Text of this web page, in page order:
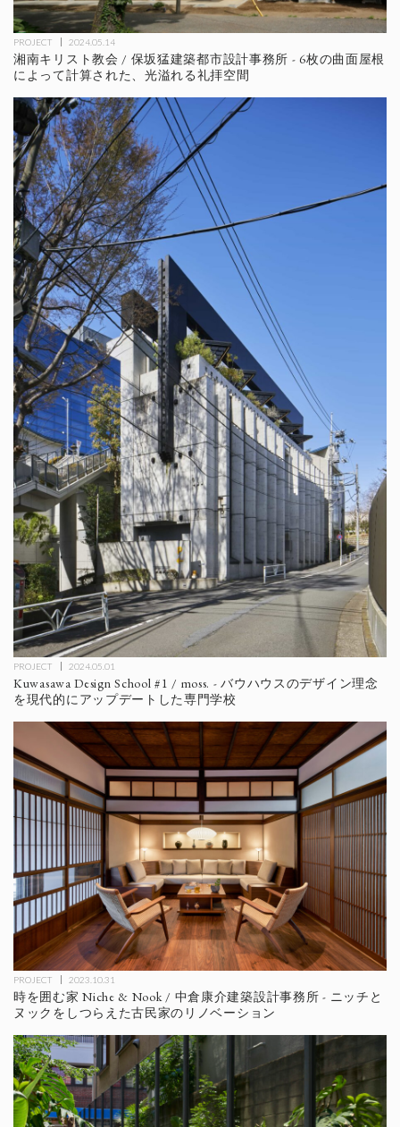
PROJECT 2024.05.14
湘南キリスト教会 / 保坂猛建築都市設計事務所 - 6枚の曲面屋根
によって計算された、光溢れる礼拝空間
PROJECT 2024.05.01
Kuwasawa Design School #1 / moss. - バウハウスのデザイン理念
を現代的にアップデートした専門学校
PROJECT 2023.10.31
時を囲む家 Niche & Nook / 中倉康介建築設計事務所 - ニッチと
ヌックをしつらえた古民家のリノベーション